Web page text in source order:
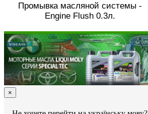
Промывка масляной системы -
Engine Flush 0.3л.
×